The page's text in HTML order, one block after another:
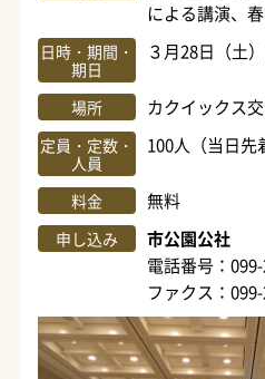
による講演、
日時・期間・
期日
３月28日（土
場所 カクイックス
定員・定数・
人員
100人（当日先
料金 無料
申し込み
市公園公社
電話番号：
ファクス：